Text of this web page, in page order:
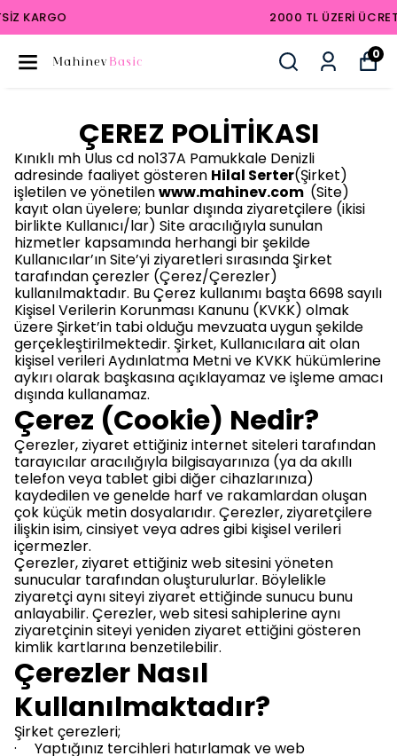
2000 TL ÜZERI ÜCRETSIZ KARGO
0
ÇEREZ POLİTİKASI
Kınıklı mh Ulus cd no137A Pamukkale Denizli
adresinde faaliyet gösteren Hilal Serter(Şirket)
işletilen ve yönetilenwww.mahinev.com (Site)
kayıt olan üyelere; bunlar dışında ziyaretçilere (ikisi
birlikte Kullanıcı/lar) Site aracılığıyla sunulan
hizmetler kapsamında herhangi bir şekilde
Kullanıcılar’ın Site’yi ziyaretleri sırasında Şirket
tarafından çerezler (Çerez/Çerezler)
kullanılmaktadır. Bu Çerez kullanımı başta 6698 sayılı
Kişisel Verilerin Korunması Kanunu (KVKK) olmak
üzere Şirket’in tabi olduğu mevzuata uygun şekilde
gerçekleştirilmektedir. Şirket, Kullanıcılara ait olan
kişisel verileri Aydınlatma Metnive KVKK hükümlerine
aykırı olarak başkasına açıklayamaz ve işleme amacı
dışında kullanamaz.
Çerez (Cookie) Nedir?
Çerezler, ziyaret ettiğiniz internet siteleri tarafından
tarayıcılar aracılığıyla bilgisayarınıza (ya da akıllı
telefon veya tablet gibi diğer cihazlarınıza)
kaydedilen ve genelde harf ve rakamlardan oluşan
çok küçük metin dosyalarıdır. Çerezler, ziyaretçilere
ilişkin isim, cinsiyet veya adres gibi kişisel verileri
içermezler.
Çerezler, ziyaret ettiğiniz web sitesini yöneten
sunucular tarafından oluşturulurlar. Böylelikle
ziyaretçi aynı siteyi ziyaret ettiğinde sunucu bunu
anlayabilir. Çerezler, web sitesi sahiplerine aynı
ziyaretçinin siteyi yeniden ziyaret ettiğini gösteren
kimlik kartlarına benzetilebilir.
Çerezler Nasıl
Kullanılmaktadır?
Şirket çerezleri;
· Yaptığınız tercihleri hatırlamak ve web